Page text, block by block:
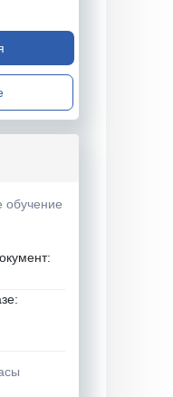
обучение